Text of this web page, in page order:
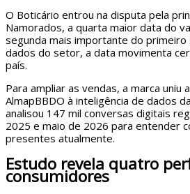
O Boticário entrou na disputa pela
Namorados, a quarta maior data do
segunda mais importante do primeiro
dados do setor, a data movimenta
país.
Para ampliar as vendas, a marca uniu
AlmapBBDO à inteligência de dados
analisou 147 mil conversas digitais
2025 e maio de 2026 para entender
presentes atualmente.
Estudo revela quatro
consumidores